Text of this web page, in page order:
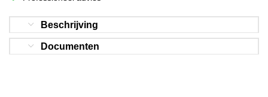
Beschrijving
Documenten